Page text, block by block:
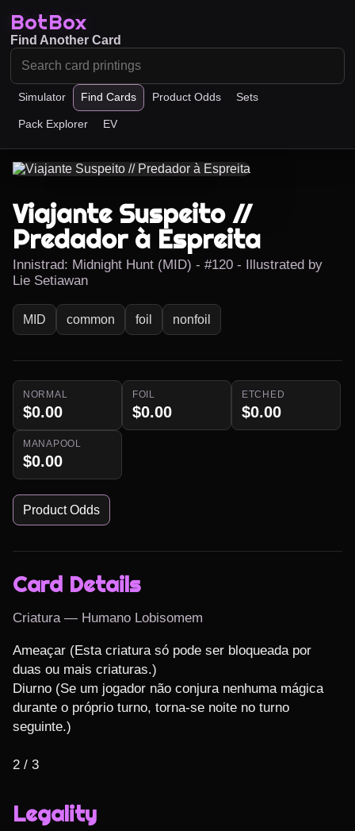
BotBox
Simulator Find Cards Product Odds Sets
Pack Explorer EV
Find Another Card
Viajante Suspeito //
Predador à Espreita
Innistrad: Midnight Hunt (MID) - #120 - Illustrated by
Lie Setiawan
MID common foil nonfoil
NORMAL
$0.00
FOIL
$0.00
ETCHED
$0.00
MANAPOOL
$0.00
Product Odds
Card Details
Criatura — Humano Lobisomem
Ameaçar (Esta criatura só pode ser bloqueada por
duas ou mais criaturas.)
Diurno (Se um jogador não conjura nenhuma mágica
durante o próprio turno, torna-se noite no turno
seguinte.)
2 / 3
Legality